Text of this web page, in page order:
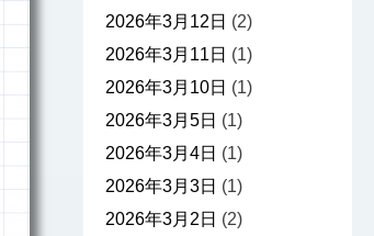
2026年3月12日 (2)
2026年3月11日 (1)
2026年3月10日 (1)
2026年3月5日 (1)
2026年3月4日 (1)
2026年3月3日 (1)
2026年3月2日 (2)